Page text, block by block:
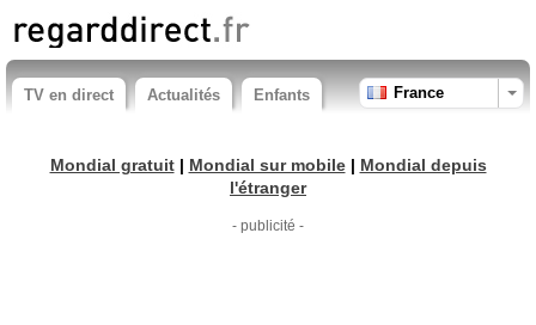
TV en direct Actualités Enfants France
Mondial gratuit| Mondial sur mobile| Mondial depuis
l'étranger
- publicité -